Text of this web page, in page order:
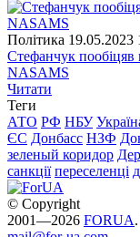
Полiтика 19.05.2023
Стефанчук пообіцяв
NASAMS
Читати
Теги
АТО РФ НБУ
ЄС Донбасс НЗФ
зеленый коридор
санкції переселенці
© Copyright
2001—2026 FORUA